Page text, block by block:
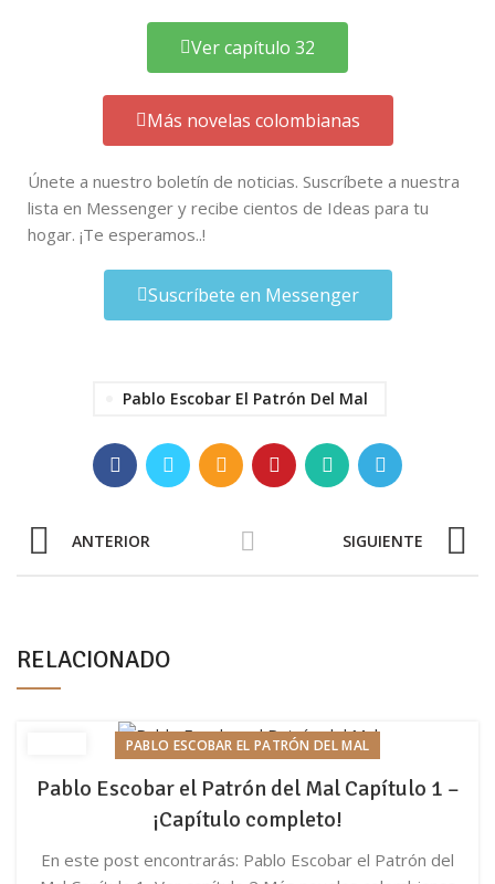
Ver capítulo 32
Más novelas colombianas
Únete a nuestro boletín de noticias. Suscríbete a nuestra
lista en Messenger y recibe cientos de Ideas para tu
hogar. ¡Te esperamos..!
Suscríbete en Messenger
Pablo Escobar El Patrón Del Mal
ANTERIOR SIGUIENTE
RELACIONADO
PABLO ESCOBAR EL PATRÓN DEL MAL
Pablo Escobar el Patrón del Mal Capítulo 1 –
¡Capítulo completo!
En este post encontrarás: Pablo Escobar el Patrón del